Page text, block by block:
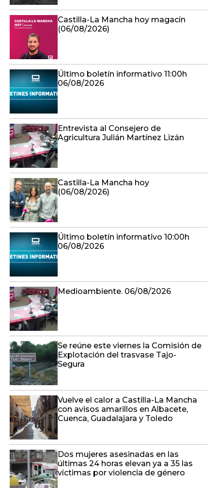
Castilla-La Mancha hoy magacín
(06/08/2026)
Último boletín informativo 11:00h
06/08/2026
Entrevista al Consejero de
Agricultura Julián Martínez Lizán
Castilla-La Mancha hoy
(06/08/2026)
Último boletín informativo 10:00h
06/08/2026
Medioambiente. 06/08/2026
Se reúne este viernes la Comisión de
Explotación del trasvase Tajo-
Segura
Vuelve el calor a Castilla-La Mancha
con avisos amarillos en Albacete,
Cuenca, Guadalajara y Toledo
Dos mujeres asesinadas en las
últimas 24 horas elevan ya a 35 las
víctimas por violencia de género